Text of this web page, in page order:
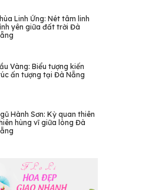
Linh Ứng: Nét tâm linh
yên giữa đất trời Đà
Vàng: Biểu tượng kiến
ấn tượng tại Đà Nẵng
Hành Sơn: Kỳ quan thiên
hùng vĩ giữa lòng Đà